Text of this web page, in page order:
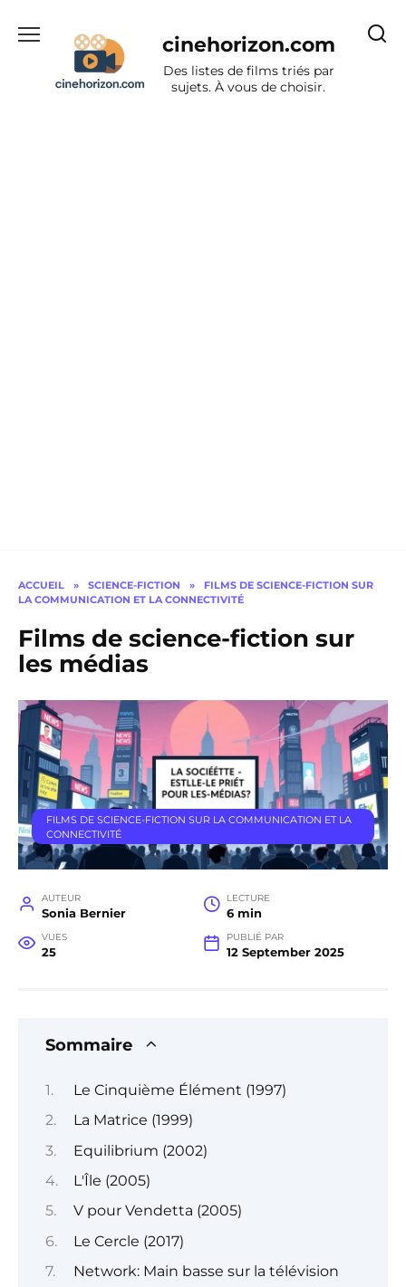
cinehorizon.com
Des listes de films triés par
sujets. À vous de choisir.
ACCUEIL » SCIENCE-FICTION »
FILMS DE SCIENCE-FICTION SUR
LA COMMUNICATION ET LA CONNECTIVITÉ
Films de science-fiction sur
les médias
FILMS DE SCIENCE-FICTION SUR LA COMMUNICATION ET LA
CONNECTIVITÉ
AUTEUR
Sonia Bernier
LECTURE
6 min
VUES
25
PUBLIÉ PAR
12 September 2025
Sommaire
Le Cinquième Élément (1997)
La Matrice (1999)
Equilibrium (2002)
L'Île (2005)
V pour Vendetta (2005)
Le Cercle (2017)
Network: Main basse sur la télévision